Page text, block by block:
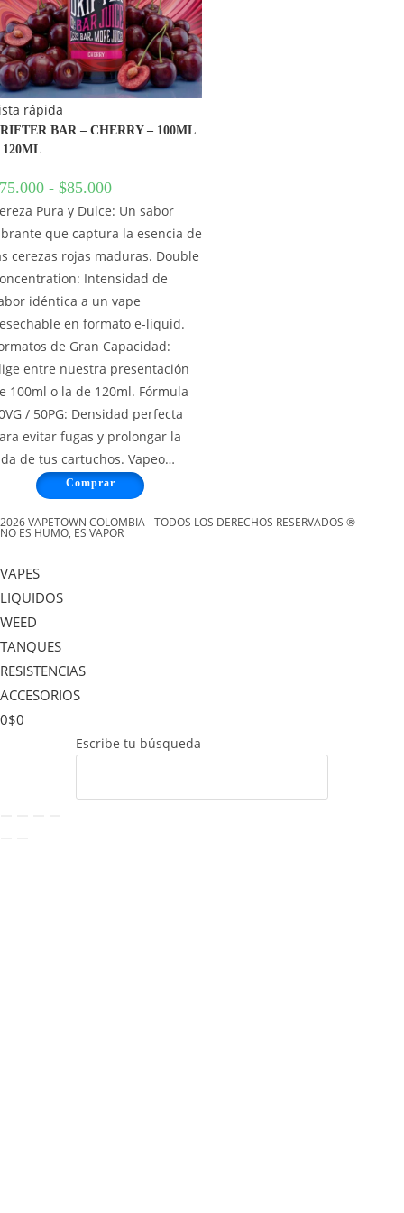
rápida
BAR – CHERRY – 100ML
120ML
75.000 - $85.000
Pura y Dulce: Un sabor
que captura la esencia de
cerezas rojas maduras. Double
Intensidad de
idéntica a un vape
en formato e-liquid.
de Gran Capacidad:
entre nuestra presentación
100ml o la de 120ml. Fórmula
/ 50PG: Densidad perfecta
evitar fugas y prolongar la
de tus cartuchos. Vapeo…
Comprar
2026 VAPETOWN COLOMBIA - TODOS LOS DERECHOS RESERVADOS ®
NO ES HUMO, ES VAPOR
VAPES
LIQUIDOS
WEED
TANQUES
RESISTENCIAS
ACCESORIOS
0$0
Escribe tu búsqueda